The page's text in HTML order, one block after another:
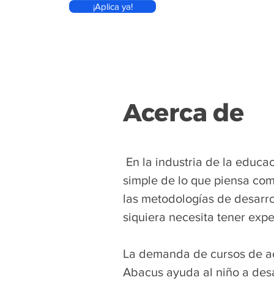
¡Aplica ya!
Acerca de
En la industria de la
simple de lo que piensa
las metodologías de
siquiera necesita tener
La demanda de cursos de
Abacus ayuda al niño a